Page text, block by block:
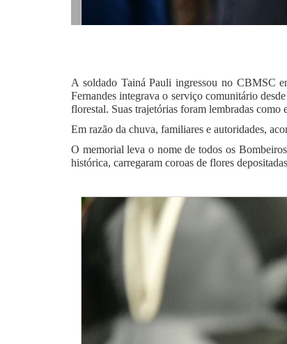
A soldado Tainá Pauli ingressou no CBMSC
Fernandes integrava o serviço comunitário
florestal. Suas trajetórias foram lembradas como
Em razão da chuva, familiares e autoridades,
O memorial leva o nome de todos os
histórica, carregaram coroas de flores